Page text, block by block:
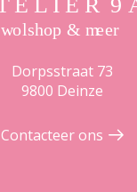
Dorpsstraat 73
9800 Deinze
Contacteer ons